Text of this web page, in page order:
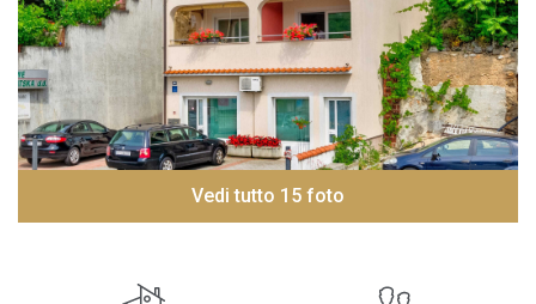
Vedi tutto 15 foto